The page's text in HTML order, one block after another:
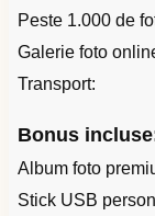
Peste 1.000 de
Galerie foto
Transport:
Bonus
Album foto
Stick USB